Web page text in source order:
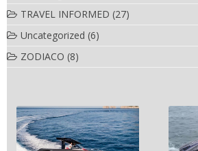
TRAVEL INFORMED (27)
Uncategorized (6)
ZODIACO (8)